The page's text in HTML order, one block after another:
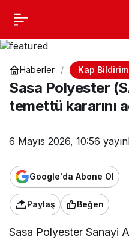
Haberler Kap
Sasa Polyester
temettü kararını
6 Mayıs 2026, 10:56
Google'da Abone Ol
Paylaş Beğen
Sasa Polyester Sanayi
Sasa Polyester (SASA)
2026 yılı temettü
kararını açıkladı